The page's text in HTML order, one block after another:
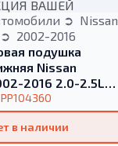
Nissan
2002-2016
подушка
Nissan
2016 2.0-2.5L
ВАШЕЙ
PP104360
в наличии